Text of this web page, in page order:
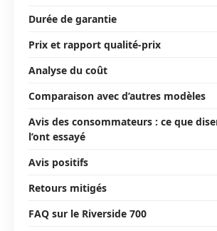
Durée de garantie
Prix et rapport qualité-prix
Analyse du coût
Comparaison avec d’autres modèles
Avis des consommateurs : ce que
l’ont essayé
Avis positifs
Retours mitigés
FAQ sur le Riverside 700